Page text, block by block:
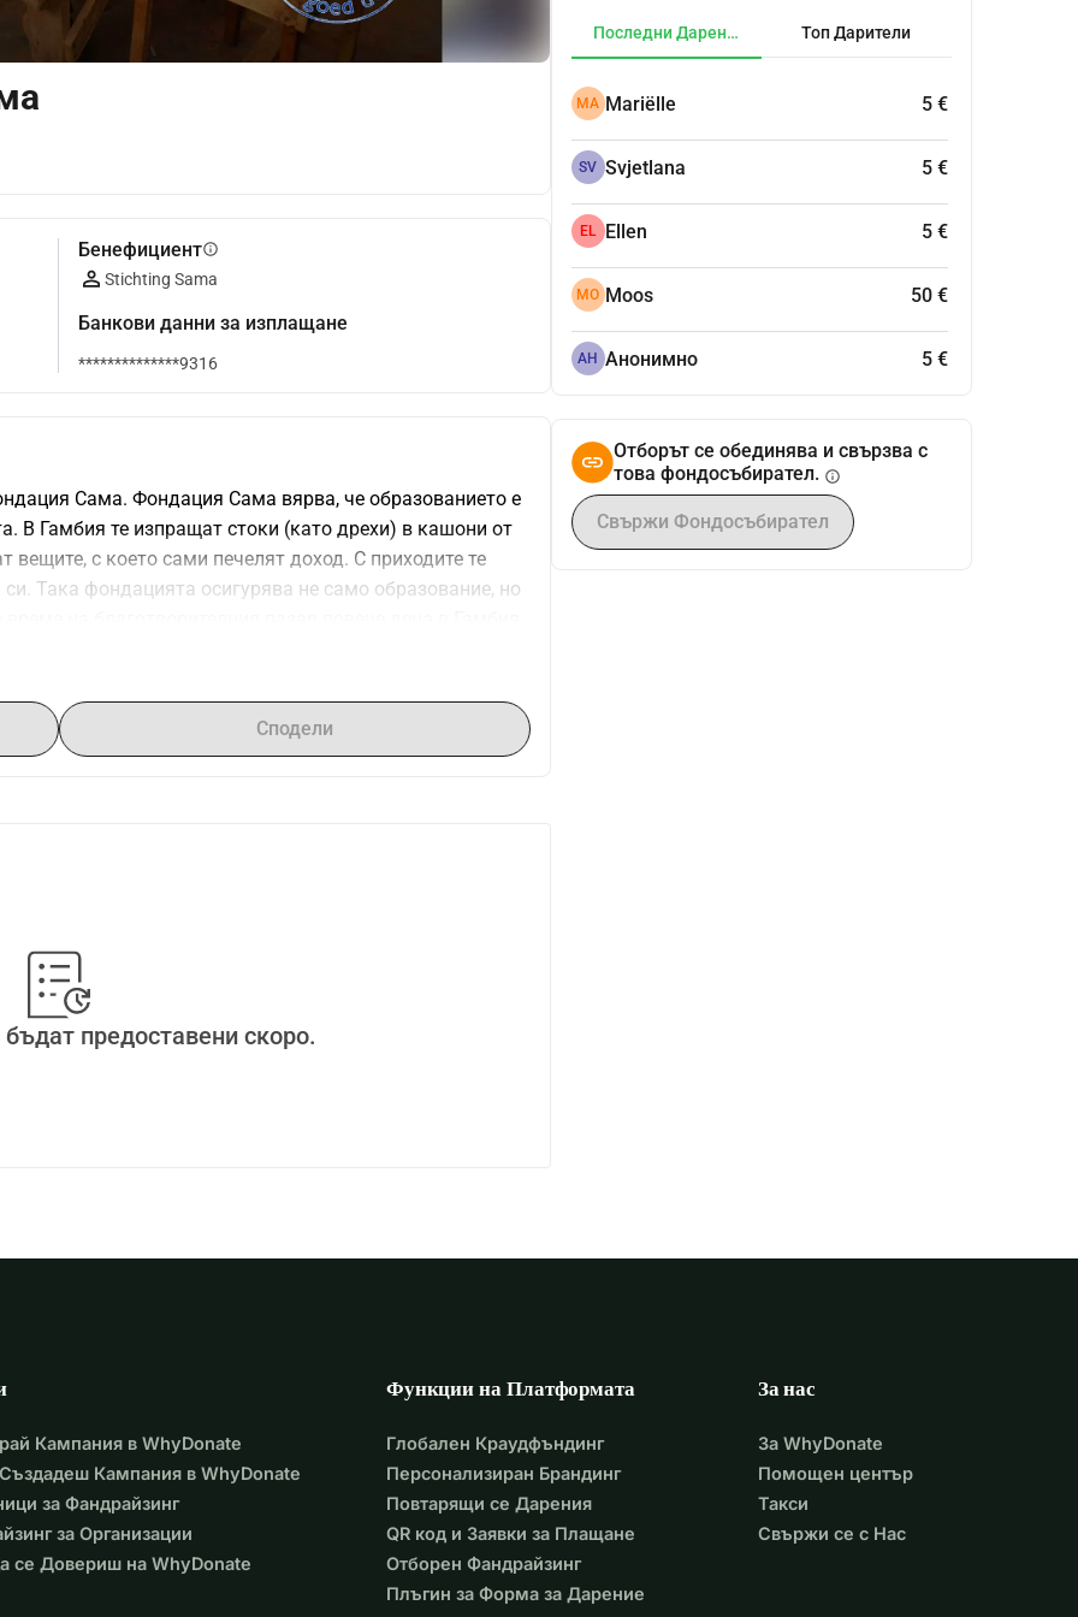
Бенефициентinfo
Stichting Sama
Банкови данни за изплащане
**************9316
Сама. Фондация Сама вярва, че образованието е
В Гамбия те изпращат стоки (като дрехи) в кашони от
с което сами печелят доход. С приходите те
Така фондацията осигурява не само образование, но
Сподели
предоставени скоро.
Последни Дарения Топ Дарители
MA Mariëlle 5 €
SV Svjetlana 5 €
EL Ellen 5 €
MO Moos 50 €
АН Анонимно 5 €
Отборът се обединява и свързва с
това фондосъбирател. info
Свържи Фондосъбирател
Кампания в WhyDonate
Кампания в WhyDonate
за Фандрайзинг
за Организации
се Довериш на WhyDonate
Функции на Платформата
Глобален Краудфъндинг
Персонализиран Брандинг
Повтарящи се Дарения
QR код и Заявки за Плащане
Отборен Фандрайзинг
Плъгин за Форма за Дарение
За нас
За WhyDonate
Помощен център
Такси
Свържи се с Нас